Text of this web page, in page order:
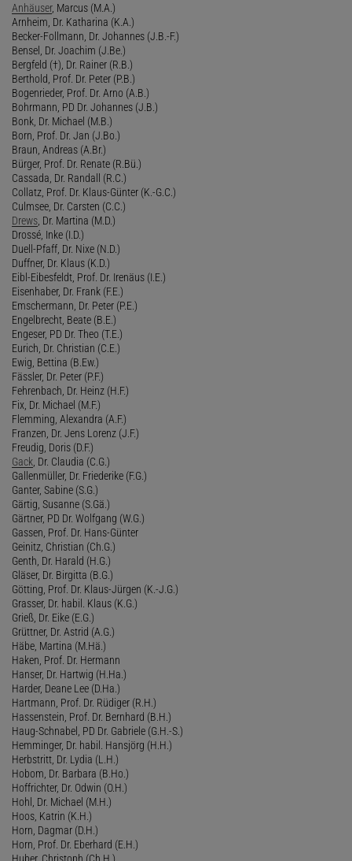
Anhäuser, Marcus (M.A.)
Arnheim, Dr. Katharina (K.A.)
Becker-Follmann, Dr. Johannes (J.B.-F.)
Bensel, Dr. Joachim (J.Be.)
Bergfeld (†), Dr. Rainer (R.B.)
Berthold, Prof. Dr. Peter (P.B.)
Bogenrieder, Prof. Dr. Arno (A.B.)
Bohrmann, PD Dr. Johannes (J.B.)
Bonk, Dr. Michael (M.B.)
Born, Prof. Dr. Jan (J.Bo.)
Braun, Andreas (A.Br.)
Bürger, Prof. Dr. Renate (R.Bü.)
Cassada, Dr. Randall (R.C.)
Collatz, Prof. Dr. Klaus-Günter (K.-G.C.)
Culmsee, Dr. Carsten (C.C.)
Drews , Dr. Martina (M.D.)
Drossé, Inke (I.D.)
Duell-Pfaff, Dr. Nixe (N.D.)
Duffner, Dr. Klaus (K.D.)
Eibl-Eibesfeldt, Prof. Dr. Irenäus (I.E.)
Eisenhaber, Dr. Frank (F.E.)
Emschermann, Dr. Peter (P.E.)
Engelbrecht, Beate (B.E.)
Engeser, PD Dr. Theo (T.E.)
Eurich, Dr. Christian (C.E.)
Ewig, Bettina (B.Ew.)
Fässler, Dr. Peter (P.F.)
Fehrenbach, Dr. Heinz (H.F.)
Fix, Dr. Michael (M.F.)
Flemming, Alexandra (A.F.)
Franzen, Dr. Jens Lorenz (J.F.)
Freudig, Doris (D.F.)
Gack , Dr. Claudia (C.G.)
Gallenmüller, Dr. Friederike (F.G.)
Ganter, Sabine (S.G.)
Gärtig, Susanne (S.Gä.)
Gärtner, PD Dr. Wolfgang (W.G.)
Gassen, Prof. Dr. Hans-Günter
Geinitz, Christian (Ch.G.)
Genth, Dr. Harald (H.G.)
Gläser, Dr. Birgitta (B.G.)
Götting, Prof. Dr. Klaus-Jürgen (K.-J.G.)
Grasser, Dr. habil. Klaus (K.G.)
Grieß, Dr. Eike (E.G.)
Grüttner, Dr. Astrid (A.G.)
Häbe, Martina (M.Hä.)
Haken, Prof. Dr. Hermann
Hanser, Dr. Hartwig (H.Ha.)
Harder, Deane Lee (D.Ha.)
Hartmann, Prof. Dr. Rüdiger (R.H.)
Hassenstein, Prof. Dr. Bernhard (B.H.)
Haug-Schnabel, PD Dr. Gabriele (G.H.-S.)
Hemminger, Dr. habil. Hansjörg (H.H.)
Herbstritt, Dr. Lydia (L.H.)
Hobom, Dr. Barbara (B.Ho.)
Hoffrichter, Dr. Odwin (O.H.)
Hohl, Dr. Michael (M.H.)
Hoos, Katrin (K.H.)
Horn, Dagmar (D.H.)
Horn, Prof. Dr. Eberhard (E.H.)
Huber, Christoph (Ch.H.)